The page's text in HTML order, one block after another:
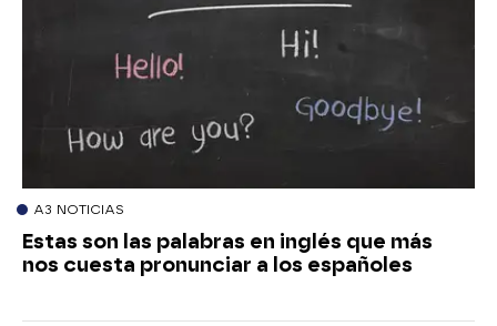
A3 NOTICIAS
Estas son las palabras en inglés que más
nos cuesta pronunciar a los españoles